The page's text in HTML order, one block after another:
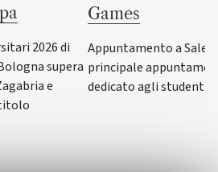
2026 di
supera
e
Games
Appuntamento a
principale
dedicato agli